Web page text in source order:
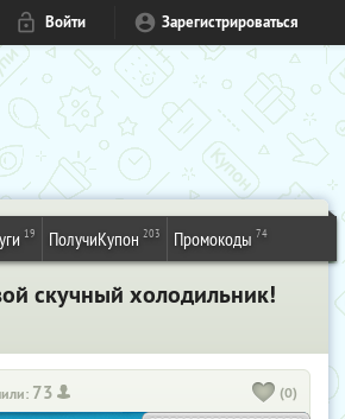
Войти Зарегистрироваться
19 ПолучиКупон 203 Промокоды 74
скучный холодильник!
73 (0)